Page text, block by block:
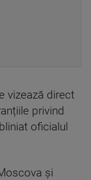
vizează direct
privind
oficialul
și